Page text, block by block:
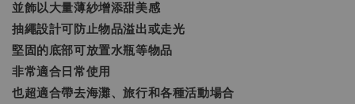
並飾以大量薄紗增添甜美感
抽繩設計可防止物品溢出或走光
堅固的底部可放置水瓶等物品
非常適合日常使用
也超適合帶去海灘、旅行和各種活動場合